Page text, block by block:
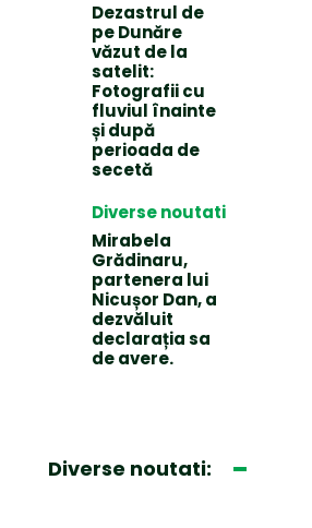
Dezastrul de
pe Dunăre
văzut de la
satelit:
Fotografii cu
fluviul înainte
și după
perioada de
secetă
Diverse noutati
Mirabela
Grădinaru,
partenera lui
Nicușor Dan, a
dezvăluit
declarația sa
de avere.
Diverse noutati: